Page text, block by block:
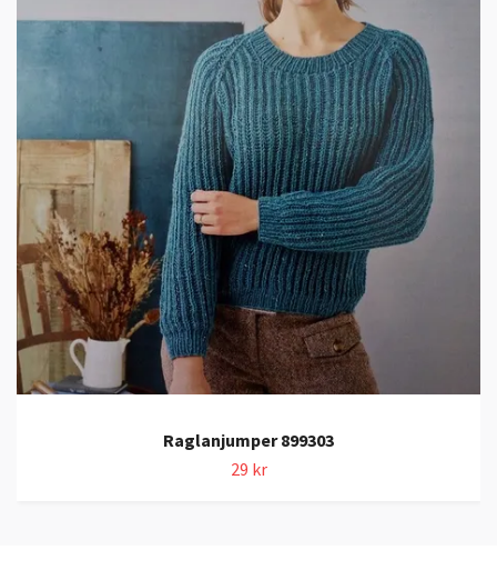
Raglanjumper 899303
29 kr